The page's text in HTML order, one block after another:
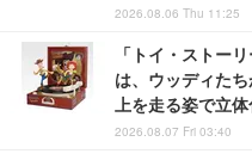
2026.08.06 Thu 11:25
「トイ・ストー
は、ウッディた
上を走る姿で立
2026.08.07 Fri 03:40